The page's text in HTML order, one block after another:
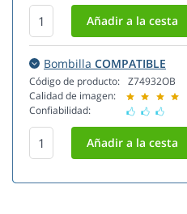
Bombilla COMPATIBLE
Código de producto:
Calidad de imagen:
Confiabilidad:
Z74932OB